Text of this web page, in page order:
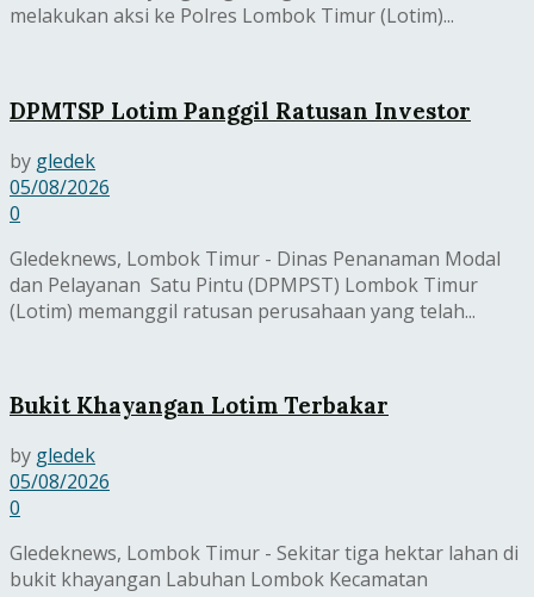
melakukan aksi ke Polres Lombok Timur (Lotim)...
DPMTSP Lotim Panggil Ratusan Investor
by gledek
05/08/2026
0
Gledeknews, Lombok Timur - Dinas Penanaman Modal
dan Pelayanan Satu Pintu (DPMPST) Lombok Timur
(Lotim) memanggil ratusan perusahaan yang telah...
Bukit Khayangan Lotim Terbakar
by gledek
05/08/2026
0
Gledeknews, Lombok Timur - Sekitar tiga hektar lahan di
bukit khayangan Labuhan Lombok Kecamatan